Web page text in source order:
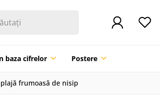
baza cifrelor Postere
frumoasă de nisip